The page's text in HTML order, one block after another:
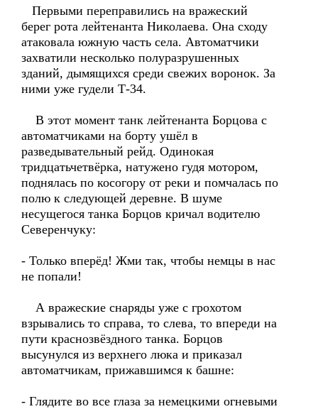
Первыми переправились на вражеский
берег рота лейтенанта Николаева. Она сходу
атаковала южную часть села. Автоматчики
захватили несколько полуразрушенных
зданий, дымящихся среди свежих воронок. За
ними уже гудели Т-34.
В этот момент танк лейтенанта Борцова с
автоматчиками на борту ушёл в
разведывательный рейд. Одинокая
тридцатьчетвёрка, натужено гудя мотором,
поднялась по косогору от реки и помчалась по
полю к следующей деревне. В шуме
несущегося танка Борцов кричал водителю
Северенчуку:
- Только вперёд! Жми так, чтобы немцы в нас
не попали!
А вражеские снаряды уже с грохотом
взрывались то справа, то слева, то впереди на
пути краснозвёздного танка. Борцов
высунулся из верхнего люка и приказал
автоматчикам, прижавшимся к башне:
- Глядите во все глаза за немецкими огневыми